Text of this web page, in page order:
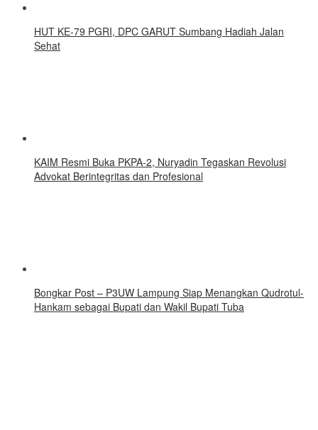
HUT KE-79 PGRI, DPC GARUT Sumbang Hadiah Jalan
Sehat
KAIM Resmi Buka PKPA-2, Nuryadin Tegaskan Revolusi
Advokat Berintegritas dan Profesional
Bongkar Post – P3UW Lampung Siap Menangkan Qudrotul-
Hankam sebagai Bupati dan Wakil Bupati Tuba